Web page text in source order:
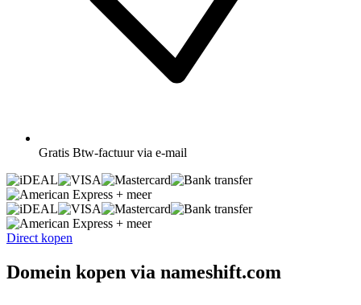
Gratis Btw-factuur via e-mail
+ meer
+ meer
Direct kopen
Domein kopen via nameshift.com